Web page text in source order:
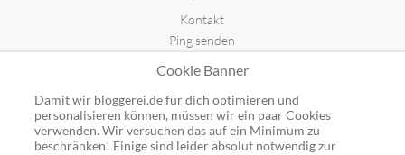
Kontakt
Ping senden
GUTSCHEINE
Top-Gutscheine
Alle Shops
Cookie Banner
Damit wir bloggerei.de für dich optimieren und
personalisieren können, müssen wir ein paar Cookies
verwenden. Wir versuchen das auf ein Minimum zu
beschränken! Einige sind leider absolut notwendig zur